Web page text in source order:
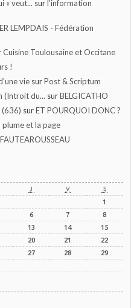
« veut... surl'information
LEMPDAIS - Fédération
Cuisine Toulousaine et Occitane
!
vie surPost & Scriptum
(Introit du... surBELGICATHO
(636) surET POURQUOI DONC ?
plume et la page
J V S
1
6 7
8
13 14
15
20 21
22
27 28
29